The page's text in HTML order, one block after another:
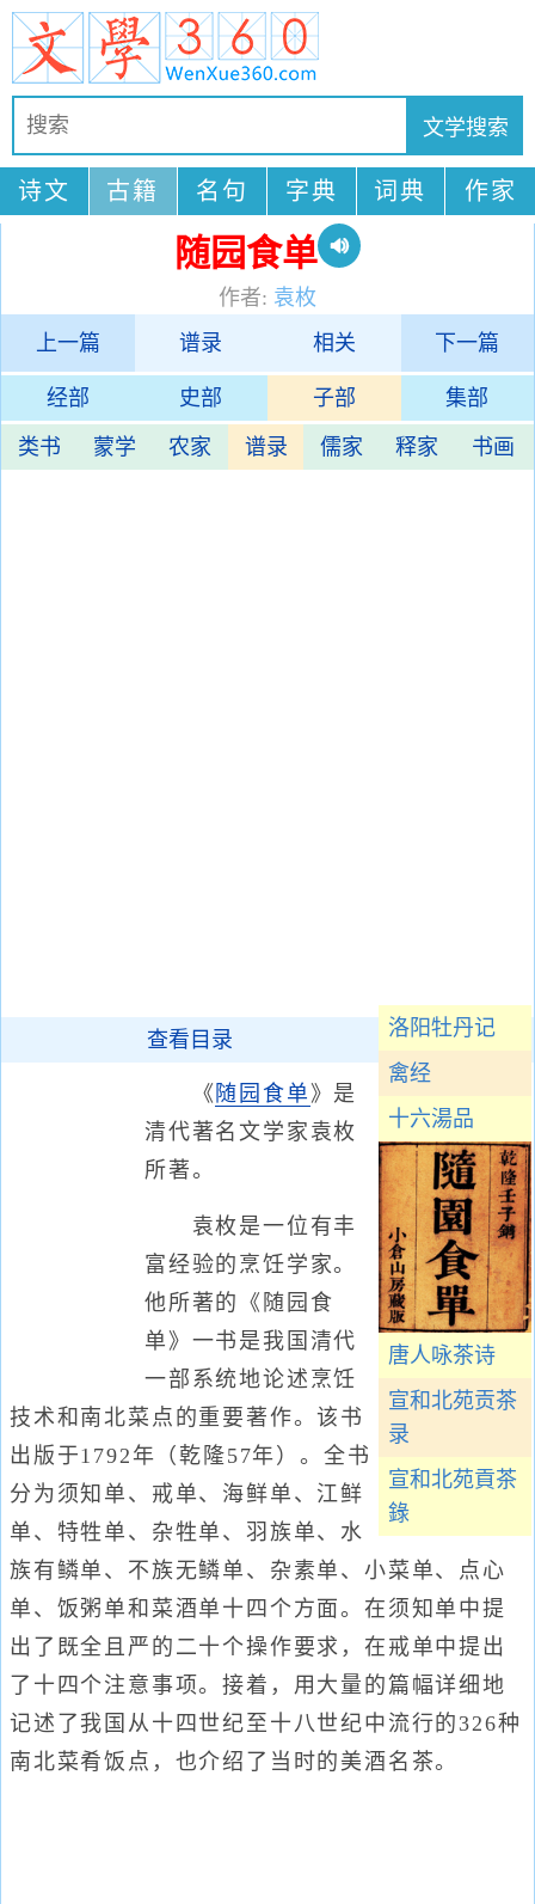
诗文 古籍 名句 字典 词典 作家
随园食单
作者: 袁枚
上一篇
谱录 相关 下一篇
经部 史部 子部 集部
类书 蒙学 农家 谱录 儒家 释家 书画
洛阳牡丹记
禽经
十六湯品
唐人咏茶诗
宣和北苑贡茶
录
宣和北苑貢茶
錄
查看目录
《 随园食单 》是
清代著名文学家袁枚
所著。
袁枚是一位有丰
富经验的烹饪学家。
他所著的《随园食
单》一书是我国清代
一部系统地论述烹饪
技术和南北菜点的重要著作。该书
出版于1792年（乾隆57年）。全书
分为须知单、戒单、海鲜单、江鲜
单、特牲单、杂牲单、羽族单、水
族有鳞单、不族无鳞单、杂素单、小菜单、点心
单、饭粥单和菜酒单十四个方面。在须知单中提
出了既全且严的二十个操作要求，在戒单中提出
了十四个注意事项。接着，用大量的篇幅详细地
记述了我国从十四世纪至十八世纪中流行的326种
南北菜肴饭点，也介绍了当时的美酒名茶。